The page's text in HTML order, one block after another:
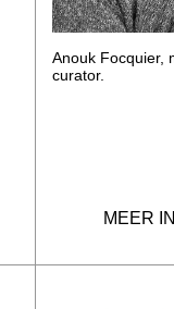
Anouk Focquier,
curator.
MEER